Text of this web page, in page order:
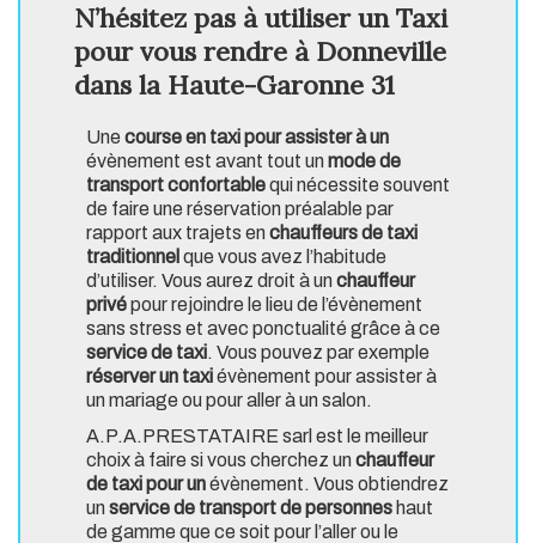
N’hésitez pas à utiliser un Taxi
pour vous rendre à Donneville
dans la Haute-Garonne 31
Une course en taxi pour assister à un
évènement est avant tout unmode de
transport confortablequi nécessite souvent
de faire une réservation préalable par
rapport aux trajets enchauffeurs de taxi
traditionnel que vous avez l’habitude
d’utiliser. Vous aurez droit à unchauffeur
privépour rejoindre le lieu de l’évènement
sans stress et avec ponctualité grâce à ce
service de taxi. Vous pouvez par exemple
réserver un taxiévènement pour assister à
un mariage ou pour aller à un salon.
A.P.A.PRESTATAIRE sarl est le meilleur
choix à faire si vous cherchez unchauffeur
de taxi pour unévènement. Vous obtiendrez
unservice de transport de personnes haut
de gamme que ce soit pour l’aller ou le